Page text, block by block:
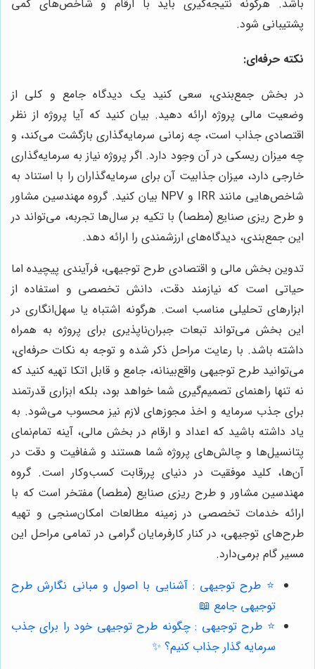
باشد. هرگونه نتیجه‌گیری باید با ارقام و شاخص‌های کمی
پشتیبانی شود.
نکته حرفه‌ای:
در بخش جمع‌بندی، سعی کنید یک دیدگاه جامع و کلی از
وضعیت مالی پروژه ارائه دهید. بیان کنید که آیا پروژه از نظر
اقتصادی جذاب است، چه زمانی سرمایه‌گذاری بازگشت می‌کند، و
چه میزان ریسکی در آن وجود دارد. اگر پروژه نیاز به سرمایه‌گذاری
خارجی دارد، میزان جذابیت آن برای سرمایه‌گذاران را با استناد به
شاخص‌هایی مانند IRR و NPV بیان کنید. گروه مهندسین مشاور
و طرح ریزی صنایع (مطصا) با تکیه بر سال‌ها تجربه، می‌تواند در
این جمع‌بندی، دیدگاه‌های ارزشمندی را ارائه دهد.
تدوین بخش مالی و اقتصادی طرح توجیهی، فرآیندی پیچیده اما
حیاتی است که نیازمند دقت، دانش تخصصی و استفاده از
ابزارهای تحلیلی مناسب است. هرگونه اشتباه یا سهل‌انگاری در
این بخش می‌تواند تبعات جبران‌ناپذیری برای پروژه به همراه
داشته باشد. با رعایت مراحل ذکر شده و توجه به نکات حرفه‌ای،
می‌توانید طرح توجیهی واقع‌بینانه، جامع و قابل اتکا تهیه کنید که
نه تنها راهنمای تصمیم‌گیری شما خواهد بود، بلکه ابزاری قدرتمند
برای جذب سرمایه و اخذ مجوزهای لازم نیز محسوب می‌شود. به
یاد داشته باشید که اعداد و ارقام در بخش مالی، آینه تمام‌نمای
پتانسیل‌ها و چالش‌های پروژه شما هستند و شفافیت و دقت در
آن‌ها، کلید موفقیت در دنیای پررقابت کسب‌وکار است. گروه
مهندسین مشاور و طرح ریزی صنایع (مطصا) مفتخر است که با
ارائه خدمات تخصصی در زمینه مطالعات امکان‌سنجی و تهیه
طرح‌های توجیهی، در کنار کارفرمایان گرامی در تمامی مراحل این
مسیر گام برمی‌دارد.
⭐️ طرح توجیهی : آشنایی با اصول و مبانی نگارش طرح
توجیهی جامع 📖
⭐️ طرح توجیهی : چگونه طرح توجیهی خود را برای جذب
سرمایه گذار جذاب کنیم؟ ✨